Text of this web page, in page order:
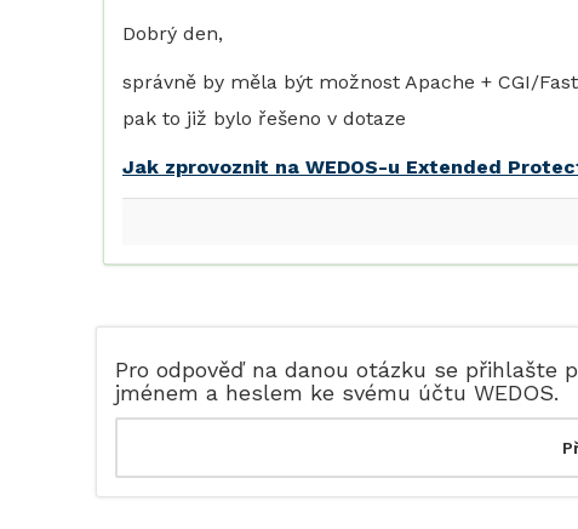
Dobrý den,
správně by měla být možnost Apache + CGI/
pak to již bylo řešeno v dotaze
Jak zprovoznit na WEDOS-u Extended
Pro odpověď na danou otázku se
jménem a heslem ke svému účtu WEDOS.